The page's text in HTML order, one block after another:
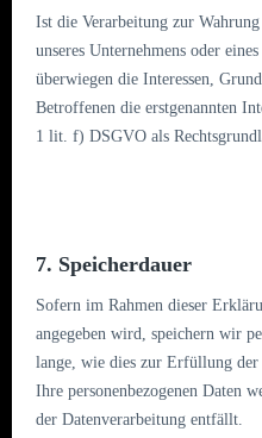
Ist die Verarbeitung zur
unseres Unternehmens oder
überwiegen die Interessen,
Betroffenen die erstgenannten
1 lit. f) DSGVO als
7. Speicherdauer
Sofern im Rahmen dieser
angegeben wird, speichern wir
lange, wie dies zur Erfüllung
Ihre personenbezogenen Daten
der Datenverarbeitung entfällt.